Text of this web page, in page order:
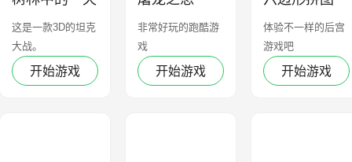
这是一款3D的坦克
大战。
开始游戏
非常好玩的跑酷游
戏
开始游戏
体验不一样的后宫
游戏吧
开始游戏